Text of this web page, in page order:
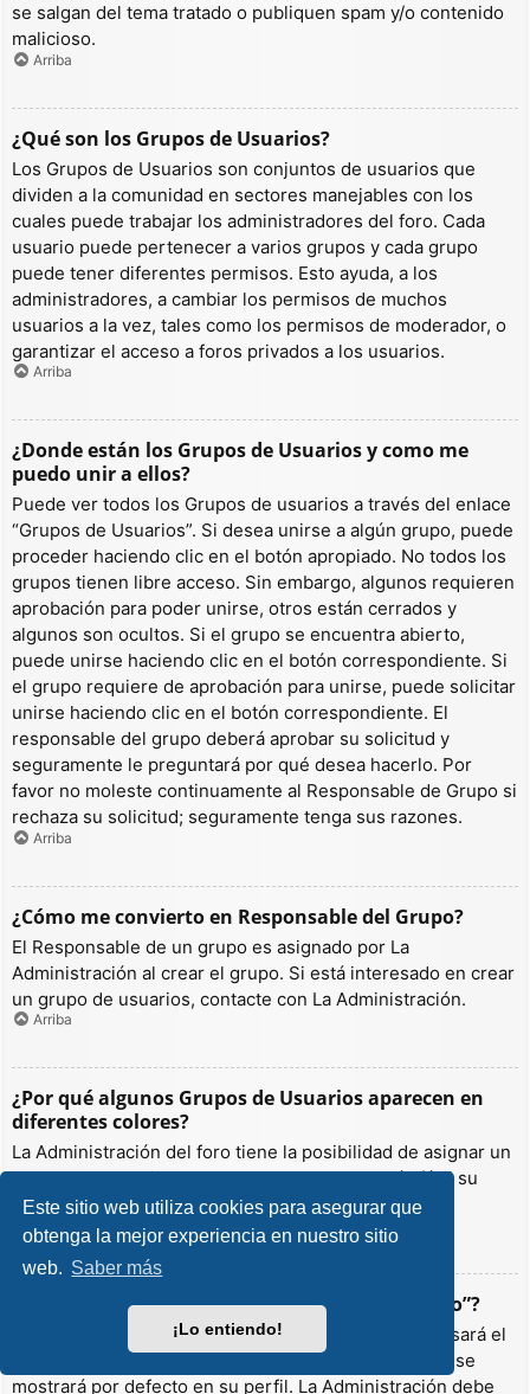
Este sitio web utiliza cookies para asegurar que
obtenga la mejor experiencia en nuestro sitio
web. Saber más
¡Lo entiendo!
se salgan del tema tratado o publiquen spam y/o contenido
malicioso.
Arriba
¿Qué son los Grupos de Usuarios?
Los Grupos de Usuarios son conjuntos de usuarios que
dividen a la comunidad en sectores manejables con los
cuales puede trabajar los administradores del foro. Cada
usuario puede pertenecer a varios grupos y cada grupo
puede tener diferentes permisos. Esto ayuda, a los
administradores, a cambiar los permisos de muchos
usuarios a la vez, tales como los permisos de moderador, o
garantizar el acceso a foros privados a los usuarios.
Arriba
¿Donde están los Grupos de Usuarios y como me
puedo unir a ellos?
Puede ver todos los Grupos de usuarios a través del enlace
“Grupos de Usuarios”. Si desea unirse a algún grupo, puede
proceder haciendo clic en el botón apropiado. No todos los
grupos tienen libre acceso. Sin embargo, algunos requieren
aprobación para poder unirse, otros están cerrados y
algunos son ocultos. Si el grupo se encuentra abierto,
puede unirse haciendo clic en el botón correspondiente. Si
el grupo requiere de aprobación para unirse, puede solicitar
unirse haciendo clic en el botón correspondiente. El
responsable del grupo deberá aprobar su solicitud y
seguramente le preguntará por qué desea hacerlo. Por
favor no moleste continuamente al Responsable de Grupo si
rechaza su solicitud; seguramente tenga sus razones.
Arriba
¿Cómo me convierto en Responsable del Grupo?
El Responsable de un grupo es asignado por La
Administración al crear el grupo. Si está interesado en crear
un grupo de usuarios, contacte con La Administración.
Arriba
¿Por qué algunos Grupos de Usuarios aparecen en
diferentes colores?
La Administración del foro tiene la posibilidad de asignar un
color a los usuarios de un grupo para hacer más fácil su
identificación.
Arriba
¿Qué es un “Grupo de Usuarios predeterminado”?
Si es miembro de más de un grupo por defecto, se usará el
“predeterminado” para determinar qué color y rango se
mostrará por defecto en su perfil. La Administración debe